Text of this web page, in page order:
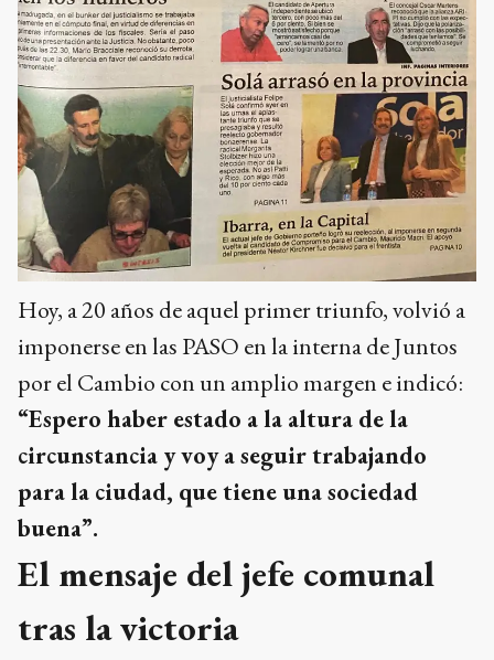
Hoy, a 20 años de aquel primer triunfo, volvió a
imponerse en las PASO en la interna de Juntos
por el Cambio con un amplio margen e indicó:
“Espero haber estado a la altura de la
circunstancia y voy a seguir trabajando
para la ciudad, que tiene una sociedad
buena”.
El mensaje del jefe comunal
tras la victoria